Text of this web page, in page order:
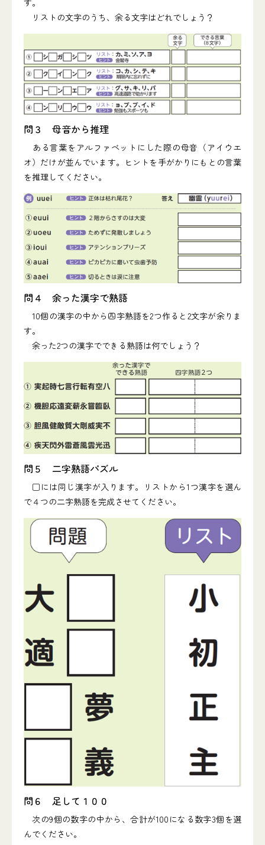
す。
リストの文字のうち、余る文字はどれでしょう？
問３ 母音から推理
ある言葉をアルファベットにした際の母音（アイウエ
オ）だけが並んでいます。ヒントを手がかりにもとの言葉
を推理してください。
問４ 余った漢字で熟語
10個の漢字の中から四字熟語を2つ作ると2文字が余りま
す。
余った2つの漢字でできる熟語は何でしょう？
問５ 二字熟語パズル
□には同じ漢字が入ります。リストから1つ漢字を選ん
で４つの二字熟語を完成させてください。
問６ 足して１００
次の9個の数字の中から、合計が100になる数字3個を選
んでください。